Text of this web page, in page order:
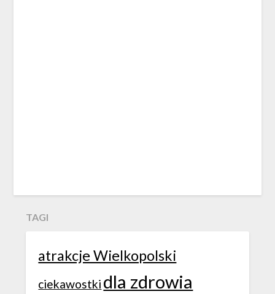
TAGI
atrakcje Wielkopolski
ciekawostki dla zdrowia